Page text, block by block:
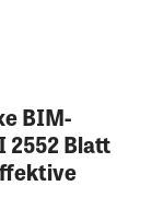
BIM-
2552 Blatt